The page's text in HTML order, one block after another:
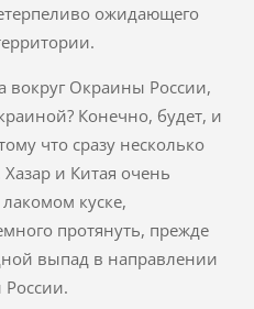
ожидающего
вокруг Окраины России,
Конечно, будет, и
что сразу несколько
и Китая очень
куске,
протянуть, прежде
выпад в направлении